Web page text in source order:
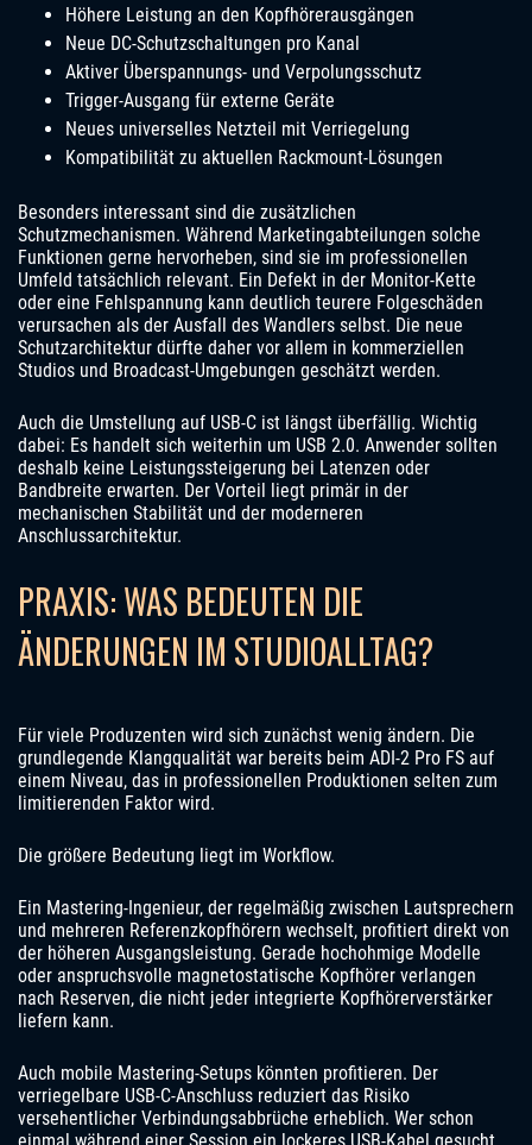
Höhere Leistung an den Kopfhörerausgängen
Neue DC-Schutzschaltungen pro Kanal
Aktiver Überspannungs- und Verpolungsschutz
Trigger-Ausgang für externe Geräte
Neues universelles Netzteil mit Verriegelung
Kompatibilität zu aktuellen Rackmount-Lösungen
Besonders interessant sind die zusätzlichen
Schutzmechanismen. Während Marketingabteilungen solche
Funktionen gerne hervorheben, sind sie im professionellen
Umfeld tatsächlich relevant. Ein Defekt in der Monitor-Kette
oder eine Fehlspannung kann deutlich teurere Folgeschäden
verursachen als der Ausfall des Wandlers selbst. Die neue
Schutzarchitektur dürfte daher vor allem in kommerziellen
Studios und Broadcast-Umgebungen geschätzt werden.
Auch die Umstellung auf USB-C ist längst überfällig. Wichtig
dabei: Es handelt sich weiterhin um USB 2.0. Anwender sollten
deshalb keine Leistungssteigerung bei Latenzen oder
Bandbreite erwarten. Der Vorteil liegt primär in der
mechanischen Stabilität und der moderneren
Anschlussarchitektur.
PRAXIS: WAS BEDEUTEN DIE
ÄNDERUNGEN IM STUDIOALLTAG?
Für viele Produzenten wird sich zunächst wenig ändern. Die
grundlegende Klangqualität war bereits beim ADI-2 Pro FS auf
einem Niveau, das in professionellen Produktionen selten zum
limitierenden Faktor wird.
Die größere Bedeutung liegt im Workflow.
Ein Mastering-Ingenieur, der regelmäßig zwischen Lautsprechern
und mehreren Referenzkopfhörern wechselt, profitiert direkt von
der höheren Ausgangsleistung. Gerade hochohmige Modelle
oder anspruchsvolle magnetostatische Kopfhörer verlangen
nach Reserven, die nicht jeder integrierte Kopfhörerverstärker
liefern kann.
Auch mobile Mastering-Setups könnten profitieren. Der
verriegelbare USB-C-Anschluss reduziert das Risiko
versehentlicher Verbindungsabbrüche erheblich. Wer schon